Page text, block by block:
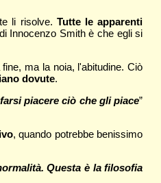
li risolve. Tutte le apparenti
Innocenzo Smith è che egli si
ma la noia, l'abitudine. Ciò
dovute.
piacere ciò che gli piace”
, quando potrebbe benissimo
Questa è la filosofia